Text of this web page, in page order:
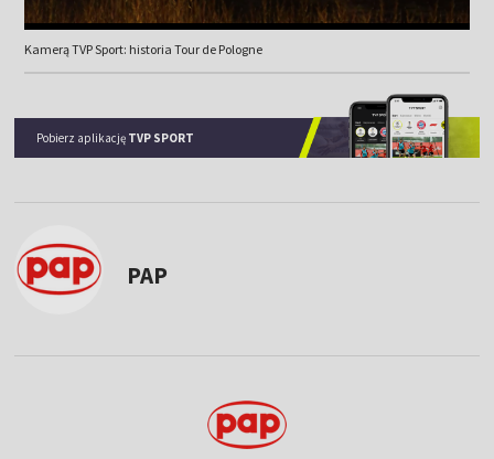
Kamerą TVP Sport: historia Tour de Pologne
Pobierz aplikację TVP SPORT
PAP